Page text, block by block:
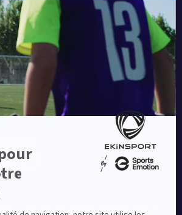
leader en France depuis plus de